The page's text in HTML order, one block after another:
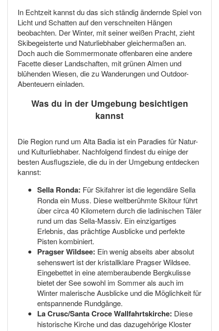
In Echtzeit kannst du das sich ständig ändernde Spiel von
Licht und Schatten auf den verschneiten Hängen
beobachten. Der Winter, mit seiner weißen Pracht, zieht
Skibegeisterte und Naturliebhaber gleichermaßen an.
Doch auch die Sommermonate offenbaren eine andere
Facette dieser Landschaften, mit grünen Almen und
blühenden Wiesen, die zu Wanderungen und Outdoor-
Abenteuern einladen.
Was du in der Umgebung besichtigen
kannst
Die Region rund um Alta Badia ist ein Paradies für Natur-
und Kulturliebhaber. Nachfolgend findest du einige der
besten Ausflugsziele, die du in der Umgebung entdecken
kannst:
Sella Ronda: Für Skifahrer ist die legendäre Sella
Ronda ein Muss. Diese weltberühmte Skitour führt
über circa 40 Kilometern durch die ladinischen Täler
rund um das Sella-Massiv. Ein einzigartiges
Erlebnis, das prächtige Ausblicke und perfekte
Pisten kombiniert.
Pragser Wildsee: Ein wenig abseits aber absolut
sehenswert ist der kristallklare Pragser Wildsee.
Eingebettet in eine atemberaubende Bergkulisse
bietet der See sowohl im Sommer als auch im
Winter malerische Ausblicke und die Möglichkeit für
entspannende Rundgänge.
La Crusc/Santa Croce Wallfahrtskirche: Diese
historische Kirche und das dazugehörige Kloster